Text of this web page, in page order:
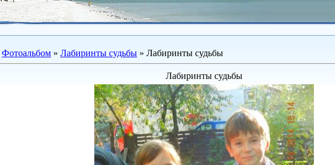
Фотоальбом » Лабиринты судьбы » Лабиринты судьбы
Лабиринты судьбы